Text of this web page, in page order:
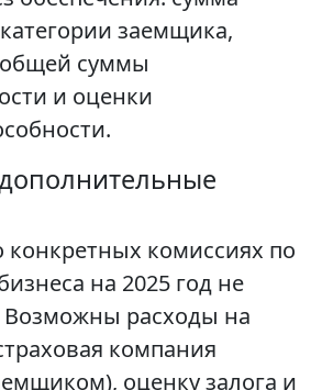
заемщика,
общей суммы
и оценки
комиссиях по
на 2025 год не
Возможны расходы на
компания
оценку залога и